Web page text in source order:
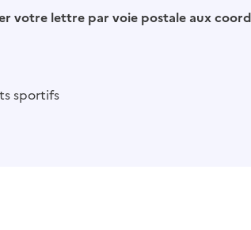
votre lettre par voie postale aux
sportifs